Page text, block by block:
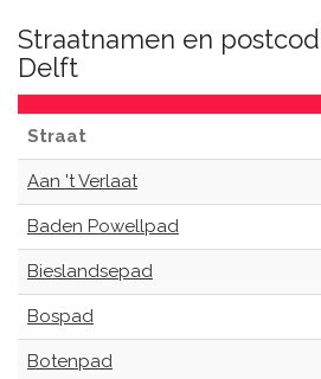
Straatnamen en
Delft
Straat
Aan 't Verlaat
Baden Powellpad
Bieslandsepad
Bospad
Botenpad